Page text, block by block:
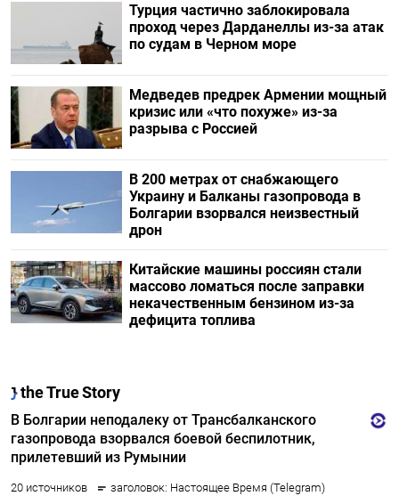
Турция частично заблокировала
проход через Дарданеллы из-за атак
по судам в Черном море
Медведев предрек Армении мощный
кризис или «что похуже» из-за
разрыва с Россией
В 200 метрах от снабжающего
Украину и Балканы газопровода в
Болгарии взорвался неизвестный
дрон
Китайские машины россиян стали
массово ломаться после заправки
некачественным бензином из-за
дефицита топлива